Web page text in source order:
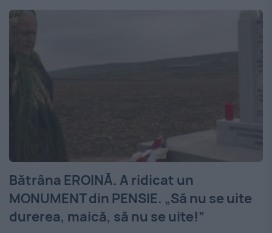
Bătrâna EROINĂ. A ridicat un
MONUMENT din PENSIE. „Să nu se uite
durerea, maică, să nu se uite!”